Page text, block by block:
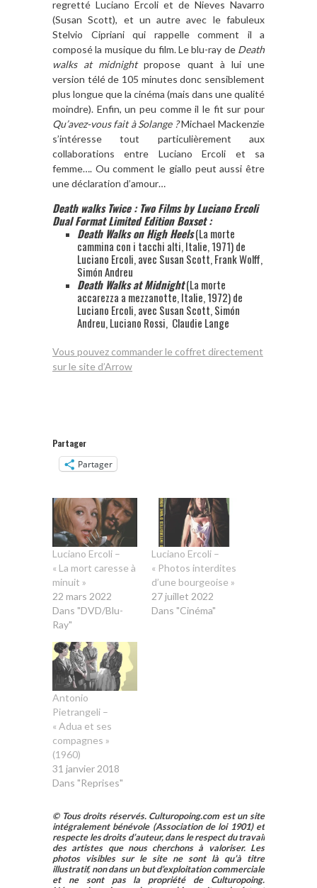
regretté Luciano Ercoli et de Nieves Navarro
(Susan Scott), et un autre avec le fabuleux
Stelvio Cipriani qui rappelle comment il a
composé la musique du film. Le blu-ray de Death
walks at midnightpropose quant à lui une
version télé de 105 minutes donc sensiblement
plus longue que la cinéma (mais dans une qualité
moindre). Enfin, un peu comme il le fit sur pour
Qu’avez-vous fait à Solange ?Michael Mackenzie
s’intéresse tout particulièrement aux
collaborations entre Luciano Ercoli et sa
femme…. Ou comment le giallo peut aussi être
une déclaration d’amour…
Death walks Twice : Two Films by Luciano Ercoli
Dual Format Limited Edition Boxset :
Death Walks on High Heels(La morte
cammina con i tacchi alti, Italie, 1971) de
Luciano Ercoli, avec Susan Scott, Frank Wolff,
Simón Andreu
Death Walks at Midnight(La morte
accarezza a mezzanotte, Italie, 1972) de
Luciano Ercoli, avec Susan Scott, Simón
Andreu, Luciano Rossi, Claudie Lange
Vous pouvez commander le coffret directement
sur le site d’Arrow
Partager
Partager
Luciano Ercoli –
« La mort caresse à
minuit »
22 mars 2022
Dans "DVD/Blu-
Ray"
Luciano Ercoli –
« Photos interdites
d’une bourgeoise »
27 juillet 2022
Dans "Cinéma"
Antonio
Pietrangeli –
« Adua et ses
compagnes »
(1960)
31 janvier 2018
Dans "Reprises"
© Tous droits réservés. Culturopoing.com est un site
intégralement bénévole (Association de loi 1901) et
respecte les droits d’auteur, dans le respect du travail
des artistes que nous cherchons à valoriser. Les
photos visibles sur le site ne sont là qu’à titre
illustratif, non dans un but d’exploitation commerciale
et ne sont pas la propriété de Culturopoing.